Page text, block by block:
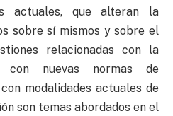
actuales, que alteran la
sobre sí mismos y sobre el
relacionadas con la
con nuevas normas de
modalidades actuales de
son temas abordados en el